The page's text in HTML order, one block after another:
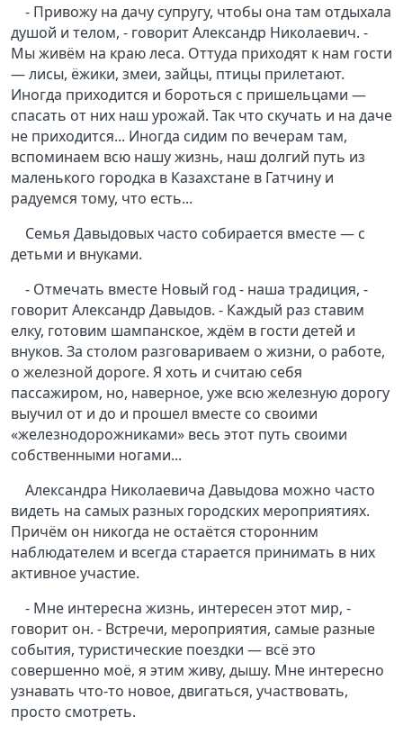
- Привожу на дачу супругу, чтобы она там отдыхала
душой и телом, - говорит Александр Николаевич. -
Мы живём на краю леса. Оттуда приходят к нам гости
— лисы, ёжики, змеи, зайцы, птицы прилетают.
Иногда приходится и бороться с пришельцами —
спасать от них наш урожай. Так что скучать и на даче
не приходится... Иногда сидим по вечерам там,
вспоминаем всю нашу жизнь, наш долгий путь из
маленького городка в Казахстане в Гатчину и
радуемся тому, что есть...
Семья Давыдовых часто собирается вместе — с
детьми и внуками.
- Отмечать вместе Новый год - наша традиция, -
говорит Александр Давыдов. - Каждый раз ставим
елку, готовим шампанское, ждём в гости детей и
внуков. За столом разговариваем о жизни, о работе,
о железной дороге. Я хоть и считаю себя
пассажиром, но, наверное, уже всю железную дорогу
выучил от и до и прошел вместе со своими
«железнодорожниками» весь этот путь своими
собственными ногами...
Александра Николаевича Давыдова можно часто
видеть на самых разных городских мероприятиях.
Причём он никогда не остаётся сторонним
наблюдателем и всегда старается принимать в них
активное участие.
- Мне интересна жизнь, интересен этот мир, -
говорит он. - Встречи, мероприятия, самые разные
события, туристические поездки — всё это
совершенно моё, я этим живу, дышу. Мне интересно
узнавать что-то новое, двигаться, участвовать,
просто смотреть.